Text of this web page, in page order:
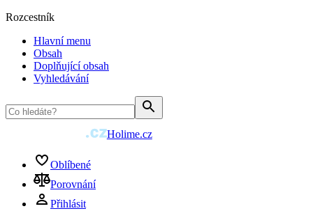
Rozcestník
Hlavní menu
Obsah
Doplňující obsah
Vyhledávání
Holime.cz
Oblíbené
Porovnání
Přihlásit